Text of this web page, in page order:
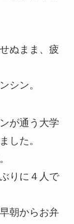
ぬまま、疲
シン。
が通う大学
した。
りに４人で
朝からお弁